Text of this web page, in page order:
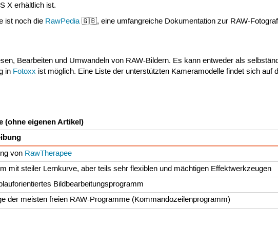
X erhältlich ist.
ist noch die RawPedia🇬🇧, eine umfangreiche Dokumentation zur RAW-
Bearbeiten und Umwandeln von RAW-Bildern. Es kann entweder als
in Fotoxx ist möglich. Eine Liste der unterstützten Kameramodelle findet sich auf
(ohne eigenen Artikel)
von RawTherapee
mit steiler Lernkurve, aber teils sehr flexiblen und mächtigen Effektwerkzeugen
Bildbearbeitungsprogramm
der meisten freien RAW-Programme (Kommandozeilenprogramm)